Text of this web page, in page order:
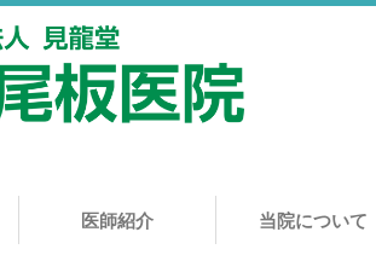
医師紹介 当院について